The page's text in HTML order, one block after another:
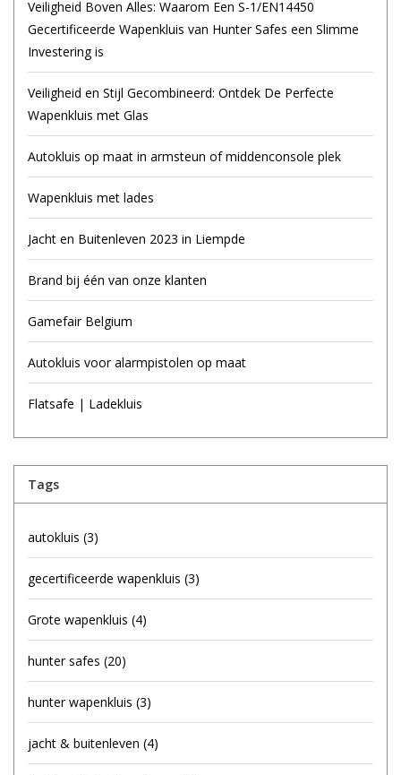
Veiligheid Boven Alles: Waarom Een S-1/EN14450
Gecertificeerde Wapenkluis van Hunter Safes een Slimme
Investering is
Veiligheid en Stijl Gecombineerd: Ontdek De Perfecte
Wapenkluis met Glas
Autokluis op maat in armsteun of middenconsole plek
Wapenkluis met lades
Jacht en Buitenleven 2023 in Liempde
Brand bij één van onze klanten
Gamefair Belgium
Autokluis voor alarmpistolen op maat
Flatsafe | Ladekluis
Tags
autokluis (3)
gecertificeerde wapenkluis (3)
Grote wapenkluis (4)
hunter safes (20)
hunter wapenkluis (3)
jacht & buitenleven (4)